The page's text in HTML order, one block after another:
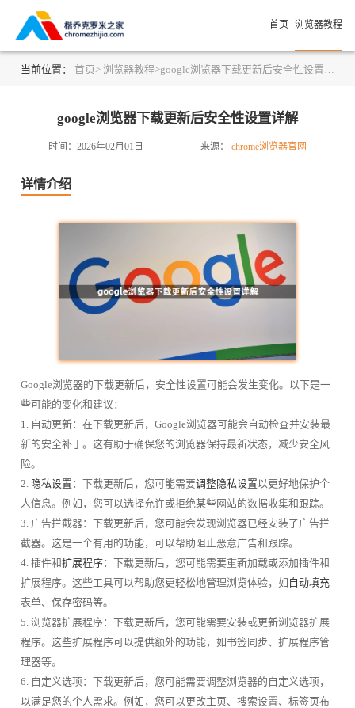
首页 浏览器教程
当前位置： 首页> 浏览器教程>google浏览器下载更新后安全性设置详解
google浏览器下载更新后安全性设置详解
时间：2026年02月01日 来源： chrome浏览器官网
详情介绍
Google浏览器的下载更新后，安全性设置可能会发生变化。以下是一
些可能的变化和建议：
1. 自动更新：在下载更新后，Google浏览器可能会自动检查并安装最
新的安全补丁。这有助于确保您的浏览器保持最新状态，减少安全风
险。
2. 隐私设置 ：下载更新后，您可能需要调整隐私设置 以更好地保护个
人信息。例如，您可以选择允许或拒绝某些网站的数据收集和跟踪。
3. 广告拦截器：下载更新后，您可能会发现浏览器已经安装了广告拦
截器。这是一个有用的功能，可以帮助阻止恶意广告和跟踪。
4. 插件和扩展程序：下载更新后，您可能需要重新加载或添加插件和
扩展程序。这些工具可以帮助您更轻松地管理浏览体验，如 自动填充
表单、保存密码等。
5. 浏览器扩展程序：下载更新后，您可能需要安装或更新浏览器扩展
程序。这些扩展程序可以提供额外的功能，如书签同步、扩展程序管
理器等。
6. 自定义选项：下载更新后，您可能需要调整浏览器的自定义选项，
以满足您的个人需求。例如，您可以更改主页、搜索设置、标签页布